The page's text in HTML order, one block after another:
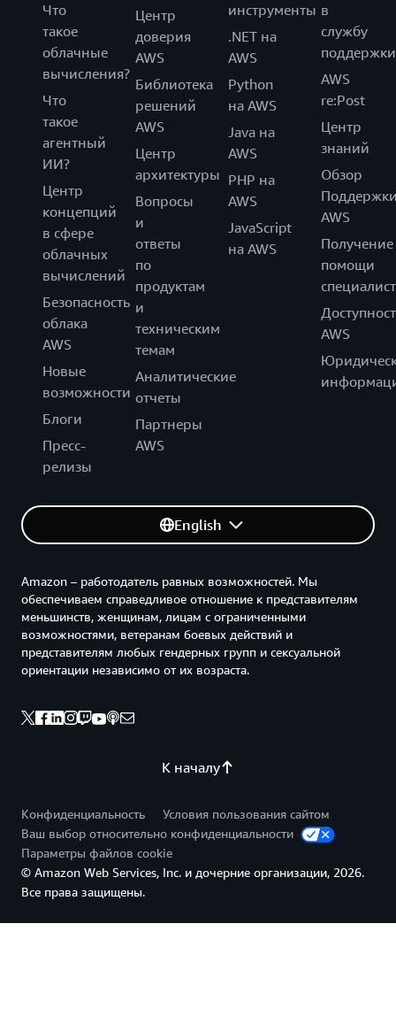
Что
такое
облачные
вычисления?
Что
такое
агентный
ИИ?
Центр
концепций
в сфере
облачных
вычислений
Безопасность
облака
AWS
Новые
возможности
Блоги
Пресс-
релизы
Центр
доверия
AWS
Библиотека
решений
AWS
Центр
архитектуры
Вопросы
и
ответы
по
продуктам
и
техническим
темам
Аналитические
отчеты
Партнеры
AWS
инструменты
.NET на
AWS
Python
на AWS
Java на
AWS
PHP на
AWS
JavaScript
на AWS
в
службу
поддержки
AWS
re:Post
Центр
знаний
Обзор
AWS
Получение
помощи
AWS
English
К началу
Amazon – работодатель равных возможностей. Мы
обеспечиваем справедливое отношение к представителям
меньшинств, женщинам, лицам с ограниченными
возможностями, ветеранам боевых действий и
представителям любых гендерных групп и сексуальной
ориентации независимо от их возраста.
Конфиденциальность
Условия пользования сайтом
Ваш выбор относительно конфиденциальности
Параметры файлов cookie
© Amazon Web Services, Inc. и дочерние организации, 2026.
Все права защищены.